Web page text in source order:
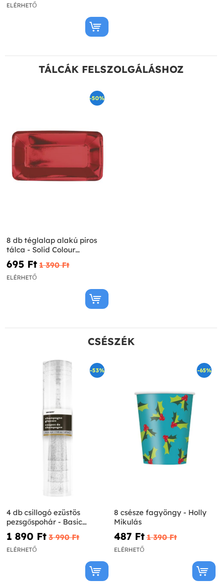
ELÉRHETŐ
TÁLCÁK FELSZOLGÁLÁSHOZ
-50%
8 db téglalap alakú piros
tálca - Solid Colour
Tableware
695 Ft‎ 1 390 Ft‎
ELÉRHETŐ
CSÉSZÉK
-53%
4 db csillogó ezüstös
pezsgőspohár - Basic
Christmas
1 890 Ft‎ 3 990 Ft‎
ELÉRHETŐ
-65%
8 csésze fagyöngy - Holly
Mikulás
487 Ft‎ 1 390 Ft‎
ELÉRHETŐ